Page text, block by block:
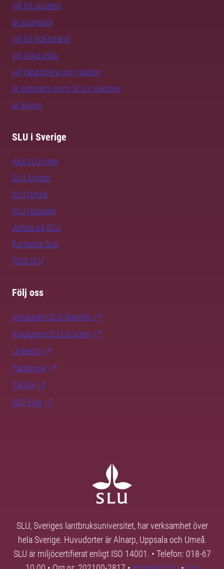
vill bli student
är journalist
vill bli doktorand
vill söka jobb
vill rapportera om naturen
är verksam inom SLU:s sektorer
är alumn
SLU i Sverige
Alla SLU-orter
SLU Alnarp
SLU Umeå
SLU Uppsala
Jobba på SLU
Kontakta SLU
Stöd SLU
Följ oss
Instagram SLU.Sweden
Instagram SLU.student
LinkedIn
Facebook
TikTok
SLU Play
SLU, Sveriges lantbruksuniversitet, har verksamhet över
hela Sverige. Huvudorter är Alnarp, Uppsala och Umeå.
SLU är miljöcertifierat enligt ISO 14001. • Telefon: 018-67